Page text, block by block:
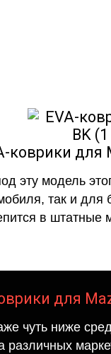
коврики для
эту модель
так и для
в штатные
для
чуть ниже
различных